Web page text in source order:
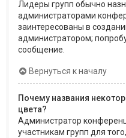
Лидеры групп обычно
администраторами
заинтересованы в
администратором;
сообщение.
Вернуться к началу
Почему названия
цвета?
Администратор
участникам групп для